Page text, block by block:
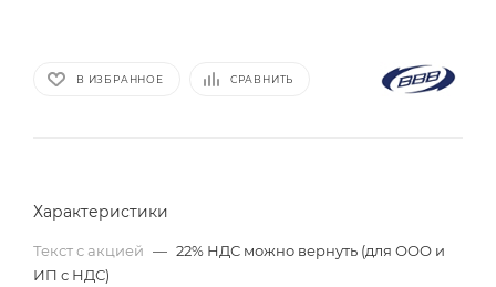
В ИЗБРАННОЕ СРАВНИТЬ
Характеристики
Текст с акцией — 22% НДС можно вернуть (для ООО и
ИП с НДС)